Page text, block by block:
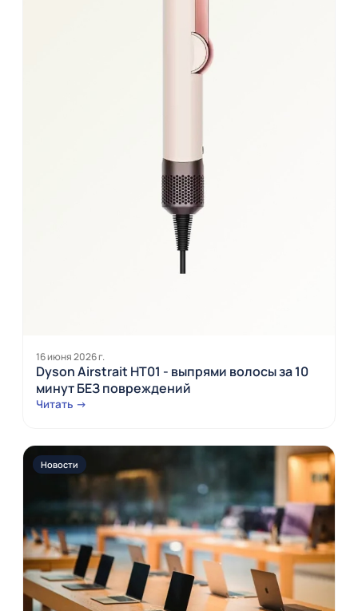
16 июня 2026 г.
Dyson Airstrait HT01 - выпрями волосы за 10
минут БЕЗ повреждений
Читать →
Новости